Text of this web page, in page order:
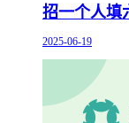
招一个人填
2025-06-19